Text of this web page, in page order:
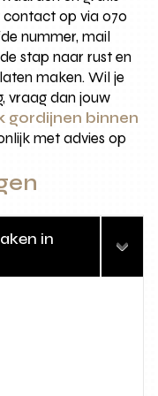
contact op via 070
nummer, mail
stap naar rust en
maken. Wil je
vraag dan jouw
binnen
met advies op
in